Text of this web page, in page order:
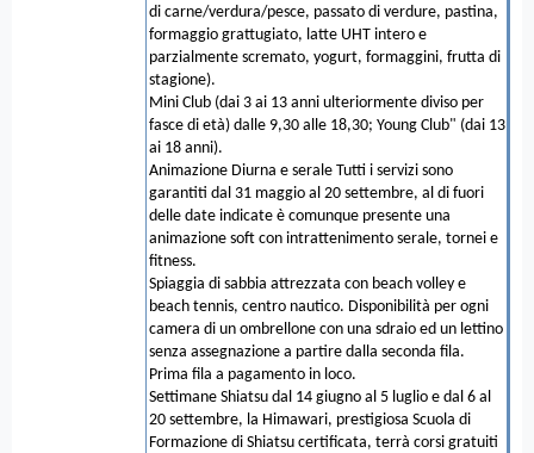
di carne/verdura/pesce, passato di verdure, pastina,
formaggio grattugiato, latte UHT intero e
parzialmente scremato, yogurt, formaggini, frutta di
stagione).
Mini Club (dai 3 ai 13 anni ulteriormente diviso per
fasce di età) dalle 9,30 alle 18,30; Young Club" (dai 13
ai 18 anni).
Animazione Diurna e serale Tutti i servizi sono
garantiti dal 31 maggio al 20 settembre, al di fuori
delle date indicate è comunque presente una
animazione soft con intrattenimento serale, tornei e
fitness.
Spiaggia di sabbia attrezzata con beach volley e
beach tennis, centro nautico. Disponibilità per ogni
camera di un ombrellone con una sdraio ed un lettino
senza assegnazione a partire dalla seconda fila.
Prima fila a pagamento in loco.
Settimane Shiatsu dal 14 giugno al 5 luglio e dal 6 al
20 settembre, la Himawari, prestigiosa Scuola di
Formazione di Shiatsu certificata, terrà corsi gratuiti